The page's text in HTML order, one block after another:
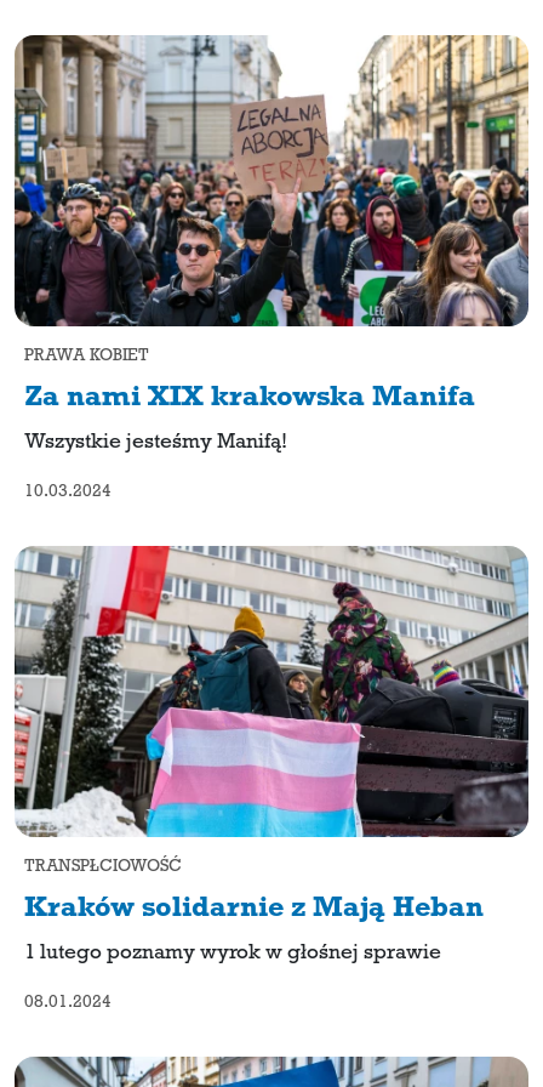
PRAWA KOBIET
Za nami XIX krakowska Manifa
Wszystkie jesteśmy Manifą!
10.03.2024
TRANSPŁCIOWOŚĆ
Kraków solidarnie z Mają Heban
1 lutego poznamy wyrok w głośnej sprawie
08.01.2024